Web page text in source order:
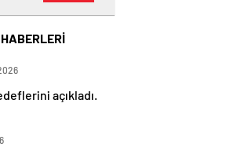
HABERLERİ
açıkladı.